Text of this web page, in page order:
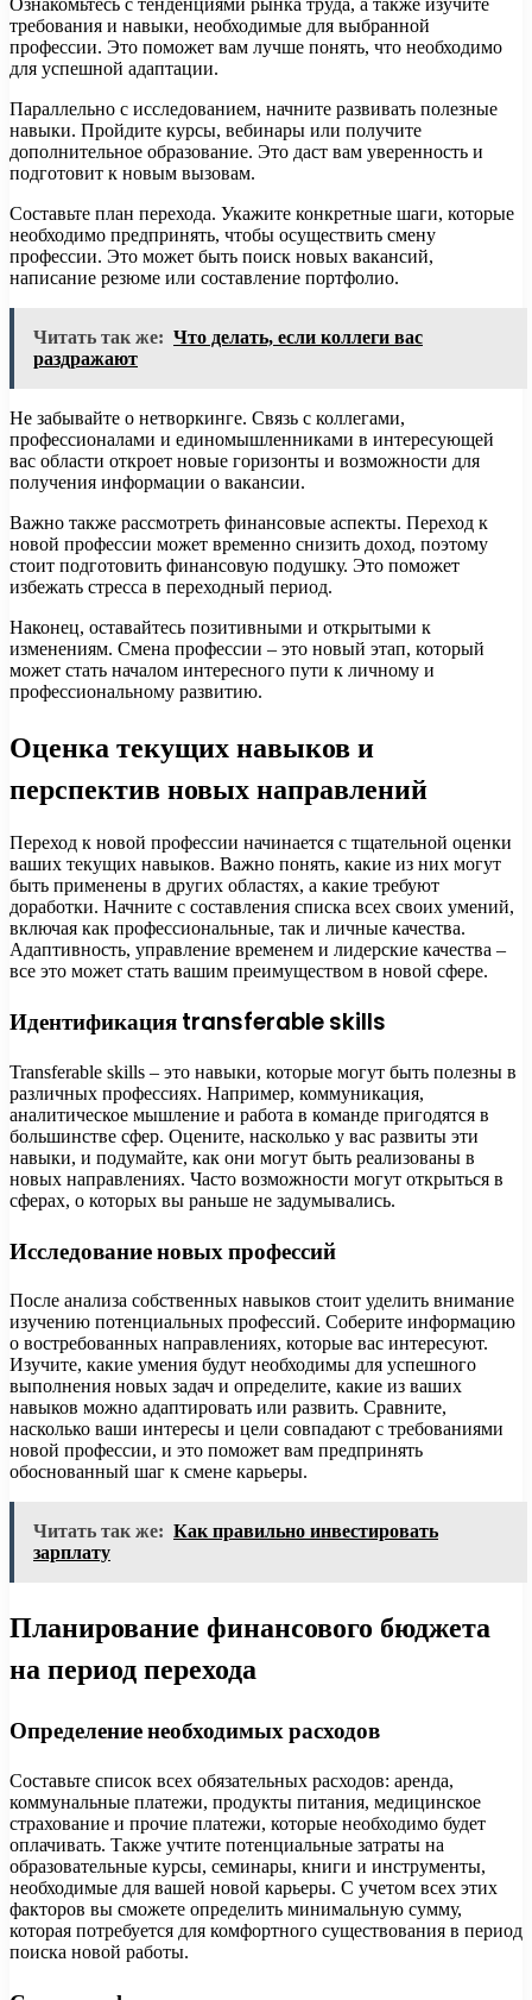
требования и навыки, необходимые для выбранной
профессии. Это поможет вам лучше понять, что необходимо
для успешной адаптации.
Параллельно с исследованием, начните развивать полезные
навыки. Пройдите курсы, вебинары или получите
дополнительное образование. Это даст вам уверенность и
подготовит к новым вызовам.
Составьте план перехода. Укажите конкретные шаги, которые
необходимо предпринять, чтобы осуществить смену
профессии. Это может быть поиск новых вакансий,
написание резюме или составление портфолио.
Читать так же: Что делать, если коллеги вас
раздражают
Не забывайте о нетворкинге. Связь с коллегами,
профессионалами и единомышленниками в интересующей
вас области откроет новые горизонты и возможности для
получения информации о вакансии.
Важно также рассмотреть финансовые аспекты. Переход к
новой профессии может временно снизить доход, поэтому
стоит подготовить финансовую подушку. Это поможет
избежать стресса в переходный период.
Наконец, оставайтесь позитивными и открытыми к
изменениям. Смена профессии – это новый этап, который
может стать началом интересного пути к личному и
профессиональному развитию.
Оценка текущих навыков и
перспектив новых направлений
Переход к новой профессии начинается с тщательной оценки
ваших текущих навыков. Важно понять, какие из них могут
быть применены в других областях, а какие требуют
доработки. Начните с составления списка всех своих умений,
включая как профессиональные, так и личные качества.
Адаптивность, управление временем и лидерские качества –
все это может стать вашим преимуществом в новой сфере.
Идентификация transferable skills
Transferable skills – это навыки, которые могут быть полезны в
различных профессиях. Например, коммуникация,
аналитическое мышление и работа в команде пригодятся в
большинстве сфер. Оцените, насколько у вас развиты эти
навыки, и подумайте, как они могут быть реализованы в
новых направлениях. Часто возможности могут открыться в
сферах, о которых вы раньше не задумывались.
Исследование новых профессий
После анализа собственных навыков стоит уделить внимание
изучению потенциальных профессий. Соберите информацию
о востребованных направлениях, которые вас интересуют.
Изучите, какие умения будут необходимы для успешного
выполнения новых задач и определите, какие из ваших
навыков можно адаптировать или развить. Сравните,
насколько ваши интересы и цели совпадают с требованиями
новой профессии, и это поможет вам предпринять
обоснованный шаг к смене карьеры.
Читать так же: Как правильно инвестировать
зарплату
Планирование финансового бюджета
на период перехода
Определение необходимых расходов
Составьте список всех обязательных расходов: аренда,
коммунальные платежи, продукты питания, медицинское
страхование и прочие платежи, которые необходимо будет
оплачивать. Также учтите потенциальные затраты на
образовательные курсы, семинары, книги и инструменты,
необходимые для вашей новой карьеры. С учетом всех этих
факторов вы сможете определить минимальную сумму,
которая потребуется для комфортного существования в период
поиска новой работы.